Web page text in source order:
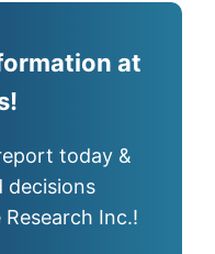
at
today &
decisions
Inc.!